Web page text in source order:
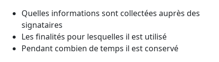
Quelles informations sont collectées auprès des
signataires
Les finalités pour lesquelles il est utilisé
Pendant combien de temps il est conservé